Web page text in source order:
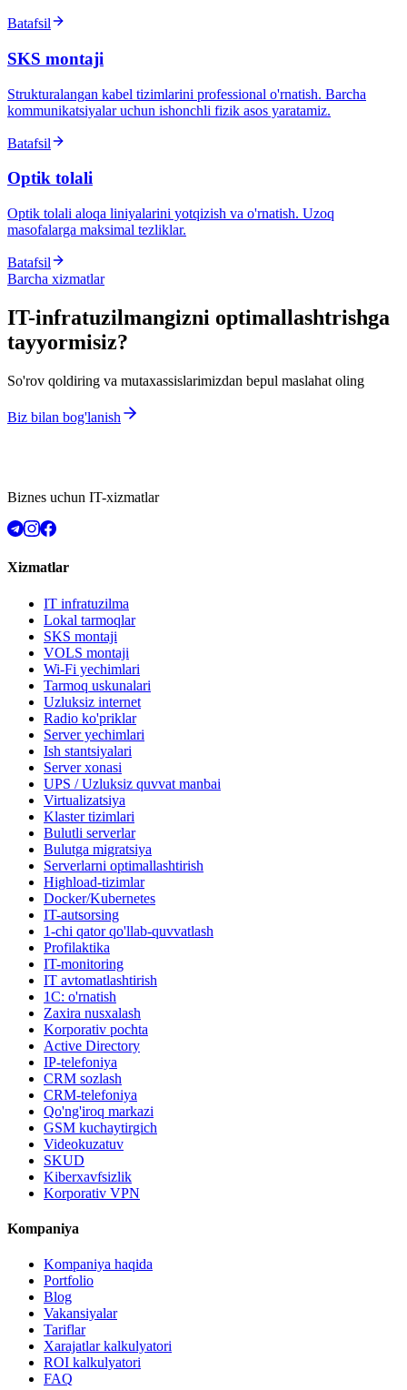
Batafsil
SKS montaji
Strukturalangan kabel tizimlarini professional o'rnatish. Barcha
kommunikatsiyalar uchun ishonchli fizik asos yaratamiz.
Batafsil
Optik tolali
Optik tolali aloqa liniyalarini yotqizish va o'rnatish. Uzoq
masofalarga maksimal tezliklar.
Batafsil
Barcha xizmatlar
IT-infratuzilmangizni optimallashtrishga
tayyormisiz?
So'rov qoldiring va mutaxassislarimizdan bepul maslahat oling
Biz bilan bog'lanish
Biznes uchun IT-xizmatlar
Xizmatlar
IT infratuzilma
Lokal tarmoqlar
SKS montaji
VOLS montaji
Wi-Fi yechimlari
Tarmoq uskunalari
Uzluksiz internet
Radio ko'priklar
Server yechimlari
Ish stantsiyalari
Server xonasi
UPS / Uzluksiz quvvat manbai
Virtualizatsiya
Klaster tizimlari
Bulutli serverlar
Bulutga migratsiya
Serverlarni optimallashtirish
Highload-tizimlar
Docker/Kubernetes
IT-autsorsing
1-chi qator qo'llab-quvvatlash
Profilaktika
IT-monitoring
IT avtomatlashtirish
1C: o'rnatish
Zaxira nusxalash
Korporativ pochta
Active Directory
IP-telefoniya
CRM sozlash
CRM-telefoniya
Qo'ng'iroq markazi
GSM kuchaytirgich
Videokuzatuv
SKUD
Kiberxavfsizlik
Korporativ VPN
Kompaniya
Kompaniya haqida
Portfolio
Blog
Vakansiyalar
Tariflar
Xarajatlar kalkulyatori
ROI kalkulyatori
FAQ